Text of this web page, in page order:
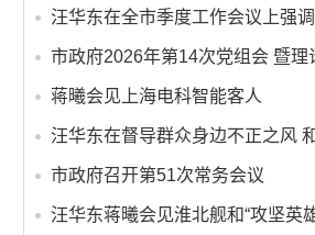
蒋曦会见上海电科智能客人
市政府召开第51次常务会议